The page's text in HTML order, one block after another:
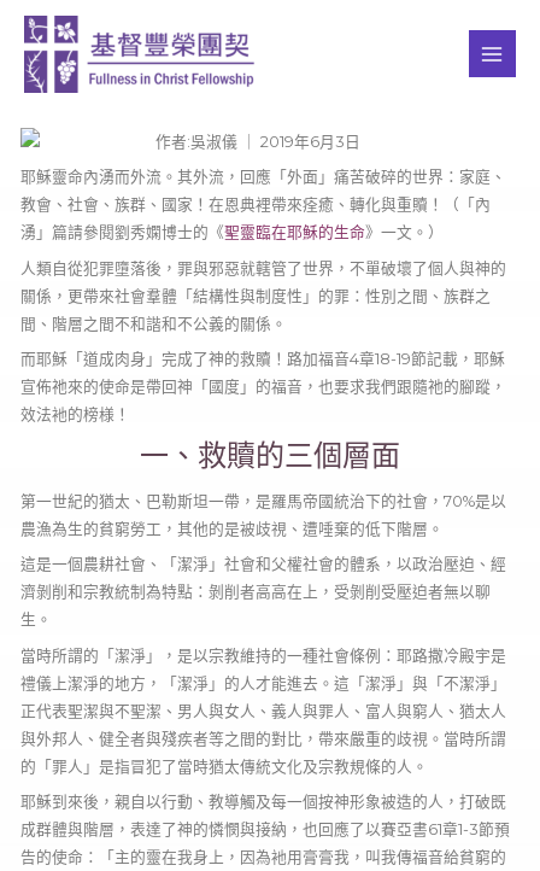
Skip
content
作者:吳淑儀 ｜ 2019年6月3日
耶穌靈命內湧而外流。其外流，回應「外面」痛苦破碎的世界：家庭、
教會、社會、族群、國家！在恩典裡帶來痊癒、轉化與重贖！（「內
湧」篇請參閱劉秀嫻博士的《聖靈臨在耶穌的生命》一文。）
人類自從犯罪墮落後，罪與邪惡就轄管了世界，不單破壞了個人與神的
關係，更帶來社會羣體「結構性與制度性」的罪：性別之間、族群之
間、階層之間不和諧和不公義的關係。
而耶穌「道成肉身」完成了神的救贖！路加福音4章18-19節記載，耶穌
宣佈祂來的使命是帶回神「國度」的福音，也要求我們跟隨祂的腳蹤，
效法衪的榜様！
一、救贖的三個層面
第一世紀的猶太、巴勒斯坦一帶，是羅馬帝國統治下的社會，70%是以
農漁為生的貧窮勞工，其他的是被歧視、遭唾棄的低下階層。
這是一個農耕社會、「潔淨」社會和父權社會的體系，以政治壓迫、經
濟剝削和宗教統制為特點：剝削者高高在上，受剝削受壓迫者無以聊
生。
當時所謂的「潔淨」，是以宗教維持的一種社會條例：耶路撒冷殿宇是
禮儀上潔淨的地方，「潔淨」的人才能進去。這「潔淨」與「不潔淨」
正代表聖潔與不聖潔、男人與女人、義人與罪人、富人與窮人、猶太人
與外邦人、健全者與殘疾者等之間的對比，帶來嚴重的歧視。當時所謂
的「罪人」是指冒犯了當時猶太傳統文化及宗教規條的人。
耶穌到來後，親自以行動、教導觸及每一個按神形象被造的人，打破既
成群體與階層，表達了神的憐憫與接納，也回應了以賽亞書61章1-3節預
告的使命：「主的靈在我身上，因為衪用膏膏我，叫我傳福音給貧窮的